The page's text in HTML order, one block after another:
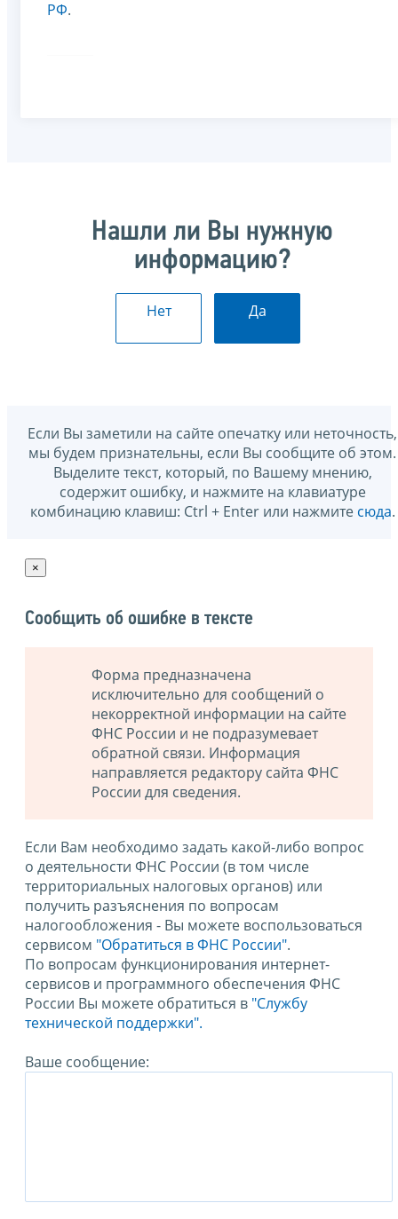
РФ.
Нашли ли Вы нужную
информацию?
Нет Да
Если Вы заметили на сайте опечатку или неточность,
мы будем признательны, если Вы сообщите об этом.
Выделите текст, который, по Вашему мнению,
содержит ошибку, и нажмите на клавиатуре
комбинацию клавиш: Ctrl + Enter или нажмите сюда.
×
Сообщить об ошибке в тексте
Форма предназначена
исключительно для сообщений о
некорректной информации на сайте
ФНС России и не подразумевает
обратной связи. Информация
направляется редактору сайта ФНС
России для сведения.
Если Вам необходимо задать какой-либо вопрос
о деятельности ФНС России (в том числе
территориальных налоговых органов) или
получить разъяснения по вопросам
налогообложения - Вы можете воспользоваться
сервисом "Обратиться в ФНС России".
По вопросам функционирования интернет-
сервисов и программного обеспечения ФНС
России Вы можете обратиться в "Службу
технической поддержки".
Ваше сообщение: